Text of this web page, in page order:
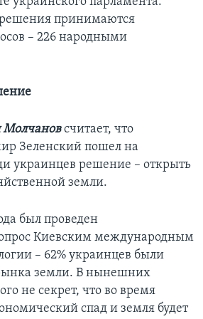
принимаются
– 226 народными
Молчановсчитает, что
Зеленский пошел на
украинцев решение – открыть
земли.
был проведен
Киевским международным
– 62% украинцев были
земли. В нынешних
не секрет, что во время
спад и земля будет